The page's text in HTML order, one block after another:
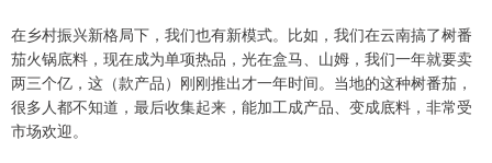
在乡村振兴新格局下，我们也有新模式。比如，我们在云南搞了树番
茄火锅底料，现在成为单项热品，光在盒马、山姆，我们一年就要卖
两三个亿，这（款产品）刚刚推出才一年时间。当地的这种树番茄，
很多人都不知道，最后收集起来，能加工成产品、变成底料，非常受
市场欢迎。